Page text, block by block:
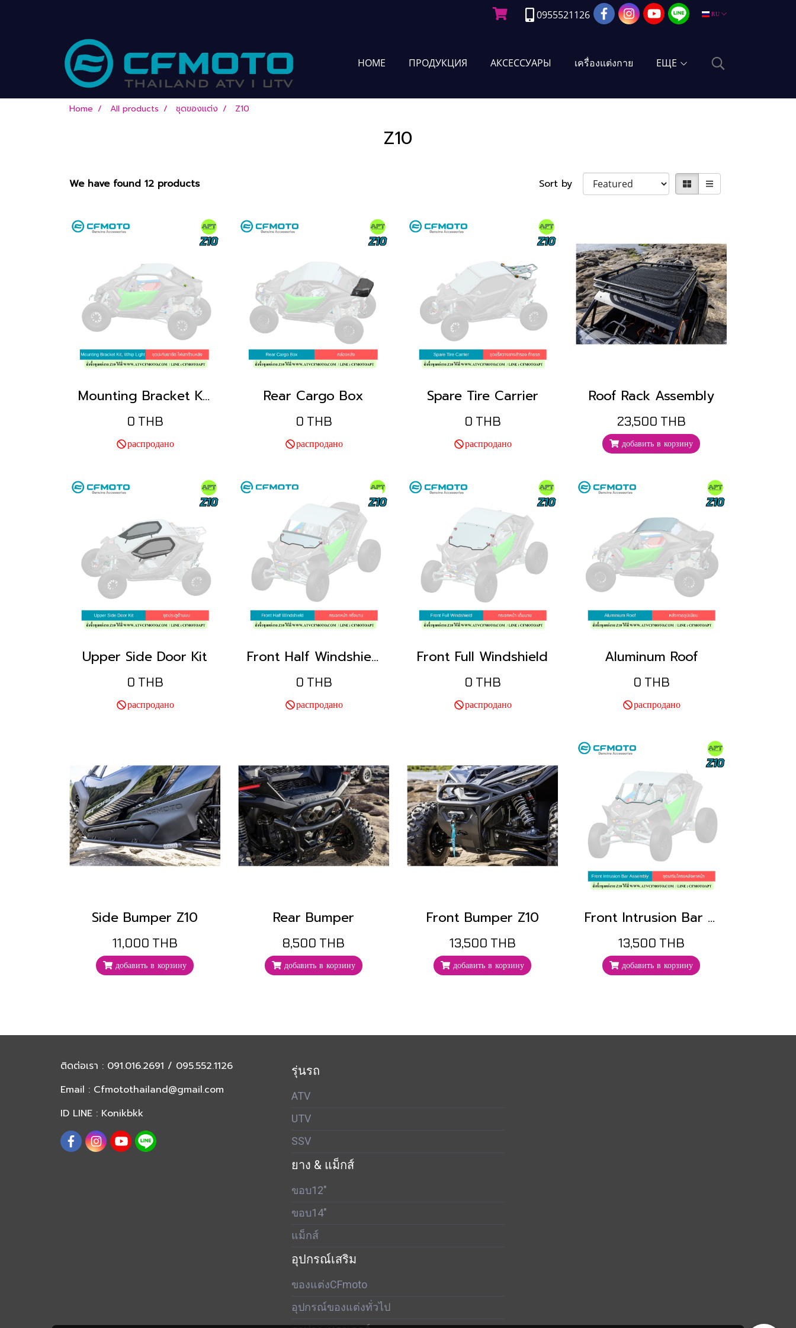
0955521126 RU
HOME ПРОДУКЦИЯ АКСЕССУАРЫ เครื่องแต่งกาย ЕЩЕ
Home All products ชุดของแต่ง Z10
Z10
We have found 12 products Sort by
Mounting Bracket Kit, Whip Light
0 THB
распродано
Rear Cargo Box
0 THB
распродано
Spare Tire Carrier
0 THB
распродано
Roof Rack Assembly
23,500 THB
добавить в корзину
Upper Side Door Kit
0 THB
распродано
Front Half Windshield
0 THB
распродано
Front Full Windshield
0 THB
распродано
Aluminum Roof
0 THB
распродано
Side Bumper Z10
11,000 THB
добавить в корзину
Rear Bumper
8,500 THB
добавить в корзину
Front Bumper Z10
13,500 THB
добавить в корзину
Front Intrusion Bar Assembly
13,500 THB
добавить в корзину
ติดต่อเรา : 091.016.2691 / 095.552.1126
Email : Cfmotothailand@gmail.com
ID LINE : Konikbkk
รุ่นรถ
ATV
UTV
SSV
ยาง & แม็กส์
ขอบ12"
ขอบ14"
แม็กส์
อุปกรณ์เสริม
ของแต่งCFmoto
อุปกรณ์ของแต่งทั่วไป